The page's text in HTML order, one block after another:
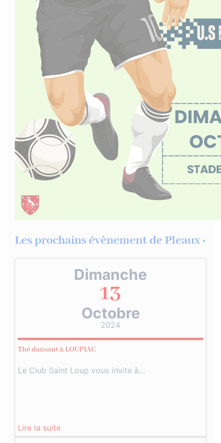
Les prochains évènement de Pleaux :
Dimanche
13
Octobre
2024
Thé dansant à LOUPIAC
Le Club Saint Loup vous invite à…
Lire la suite